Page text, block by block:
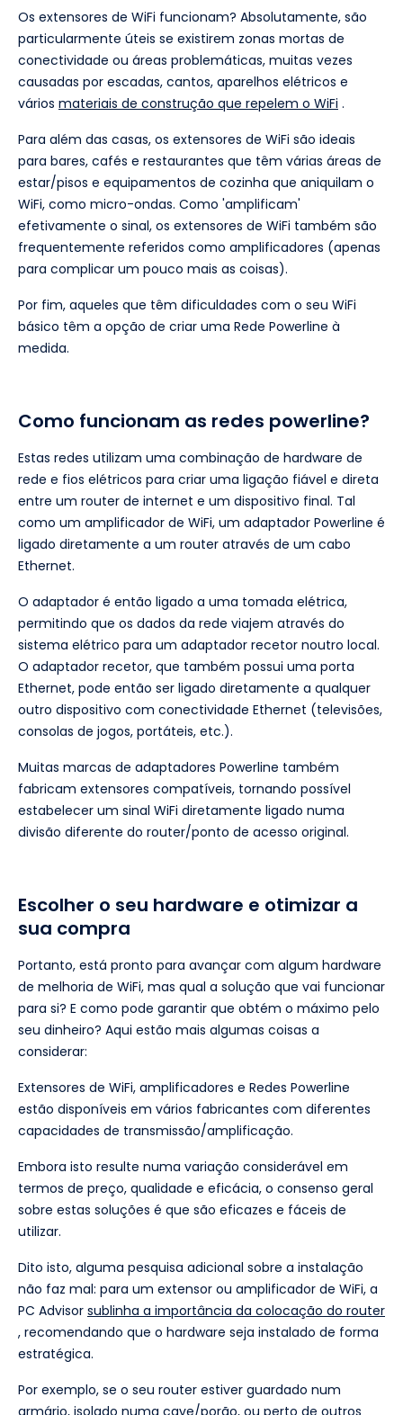
Os extensores de WiFi funcionam? Absolutamente, são
particularmente úteis se existirem zonas mortas de
conectividade ou áreas problemáticas, muitas vezes
causadas por escadas, cantos, aparelhos elétricos e
vários materiais de construção que repelem o WiFi .
Para além das casas, os extensores de WiFi são ideais
para bares, cafés e restaurantes que têm várias áreas de
estar/pisos e equipamentos de cozinha que aniquilam o
WiFi, como micro-ondas. Como 'amplificam'
efetivamente o sinal, os extensores de WiFi também são
frequentemente referidos como amplificadores (apenas
para complicar um pouco mais as coisas).
Por fim, aqueles que têm dificuldades com o seu WiFi
básico têm a opção de criar uma Rede Powerline à
medida.
Como funcionam as redes powerline?
Estas redes utilizam uma combinação de hardware de
rede e fios elétricos para criar uma ligação fiável e direta
entre um router de internet e um dispositivo final. Tal
como um amplificador de WiFi, um adaptador Powerline é
ligado diretamente a um router através de um cabo
Ethernet.
O adaptador é então ligado a uma tomada elétrica,
permitindo que os dados da rede viajem através do
sistema elétrico para um adaptador recetor noutro local.
O adaptador recetor, que também possui uma porta
Ethernet, pode então ser ligado diretamente a qualquer
outro dispositivo com conectividade Ethernet (televisões,
consolas de jogos, portáteis, etc.).
Muitas marcas de adaptadores Powerline também
fabricam extensores compatíveis, tornando possível
estabelecer um sinal WiFi diretamente ligado numa
divisão diferente do router/ponto de acesso original.
Escolher o seu hardware e otimizar a
sua compra
Portanto, está pronto para avançar com algum hardware
de melhoria de WiFi, mas qual a solução que vai funcionar
para si? E como pode garantir que obtém o máximo pelo
seu dinheiro? Aqui estão mais algumas coisas a
considerar:
Extensores de WiFi, amplificadores e Redes Powerline
estão disponíveis em vários fabricantes com diferentes
capacidades de transmissão/amplificação.
Embora isto resulte numa variação considerável em
termos de preço, qualidade e eficácia, o consenso geral
sobre estas soluções é que são eficazes e fáceis de
utilizar.
Dito isto, alguma pesquisa adicional sobre a instalação
não faz mal: para um extensor ou amplificador de WiFi, a
PC Advisor sublinha a importância da colocação do router
, recomendando que o hardware seja instalado de forma
estratégica.
Por exemplo, se o seu router estiver guardado num